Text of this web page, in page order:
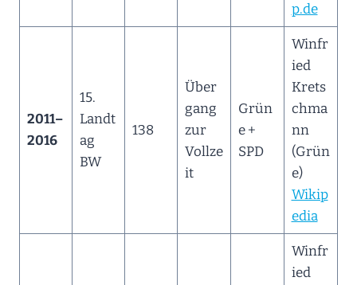
p.de
2011–
2016
15.
Landt
ag
BW
138
Über
gang
zur
Vollze
it
Grün
e +
SPD
Winfr
ied
Krets
chma
nn
(Grün
e)
Wikip
edia
Winfr
ied